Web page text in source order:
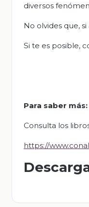
diversos
No olvides que,
Si te es posible,
Para saber más:
Consulta los
https://